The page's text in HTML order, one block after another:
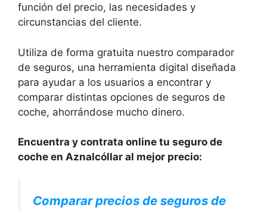
función del precio, las necesidades y
circunstancias del cliente.
Utiliza de forma gratuita nuestro comparador
de seguros, una herramienta digital diseñada
para ayudar a los usuarios a encontrar y
comparar distintas opciones de seguros de
coche, ahorrándose mucho dinero.
Encuentra y contrata online tu seguro de
coche en Aznalcóllar al mejor precio:
Comparar precios de seguros de